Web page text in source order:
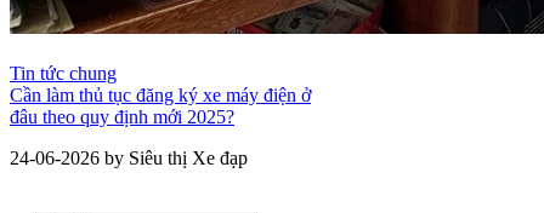
Tin tức chung
Cần làm thủ tục đăng ký xe máy điện ở
đâu theo quy định mới 2025?
24-06-2026 by Siêu thị Xe đạp